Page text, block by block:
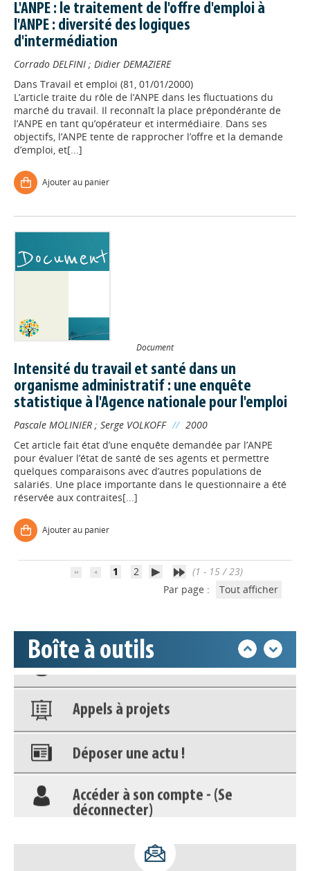
L'ANPE : le traitement de l'offre d'emploi à
l'ANPE : diversité des logiques
d'intermédiation
Corrado DELFINI ; Didier DEMAZIERE
Dans Travail et emploi (81, 01/01/2000)
L’article traite du rôle de l’ANPE dans les fluctuations du
marché du travail. Il reconnaît la place prépondérante de
l’ANPE en tant qu’opérateur et intermédiaire. Dans ses
objectifs, l’ANPE tente de rapprocher l’offre et la demande
d’emploi, et[...]
Ajouter au panier
Document
Intensité du travail et santé dans un
organisme administratif : une enquête
statistique à l'Agence nationale pour l'emploi
Pascale MOLINIER ; Serge VOLKOFF // 2000
Cet article fait état d’une enquête demandée par l’ANPE
pour évaluer l’état de santé de ses agents et permettre
quelques comparaisons avec d’autres populations de
salariés. Une place importante dans le questionnaire a été
réservée aux contraites[...]
Ajouter au panier
1 2
(1 - 15 / 23)
Par page :
Tout afficher
Boîte à outils
Appels à projets
déconnecter)
Nos veilles Scoop.it
déconnecter)